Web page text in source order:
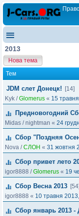
2013
Нова тема
Тем
JDM слет Донецк!
[14]
Kyk /Glomerus « 15
Предновогодний
Midas /nightman « 24
Сбор "Поздняя
Nova /СЛОН « 31 жовтня
Сбор привет лето
igor8888 /Glomerus « 19
Сбор Весна 2013 [54]
igor8888 « 10 травня
Сбор январь 2013 -